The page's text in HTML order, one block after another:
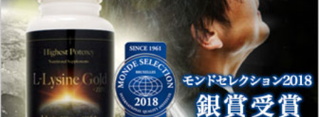
【速報】ひろゆき、離婚wwwwww
【画像】キングダムの河了貂、「あったけぇ壁」に引
き続き更に味...
【画像】女さん、ミニ過ぎる浴衣を着た写真を投稿し
て叩かれるｗ...
【悲報】女性配信者「アスペの検査してみた…みんな
これわかるの...
【議論】儒教「年上を敬え、目上に逆らうな、秩序を
守れ」←これ...
元カープ前田智徳が小園に喝！「自分のバッティング